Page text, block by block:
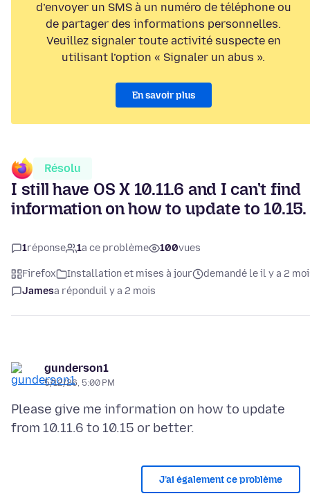
d’envoyer un SMS à un numéro de téléphone ou
de partager des informations personnelles.
Veuillez signaler toute activité suspecte en
utilisant l’option « Signaler un abus ».
En savoir plus
Résolu
I still have OS X 10.11.6 and I can't find
information on how to update to 10.15.
1réponse 1a ce problème 100vues
Firefox Installation et mises à jour
demandé le il y a 2
Jamesa réponduil y a 2 mois
gunderson1
5/12/26, 5:00 PM
Please give me information on how to update
J’ai également ce problème